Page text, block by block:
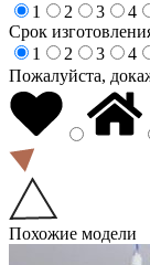
1
2 3 4
Срок
1
2 3 4
Пожалуйста,
Похожие модели